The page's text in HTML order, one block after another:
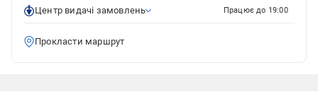
Центр видачі замовлень Працює до 19:00
Прокласти маршрут